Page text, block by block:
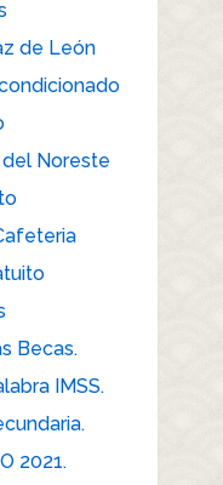
de León
Noreste
Becas.
IMSS.
2021.